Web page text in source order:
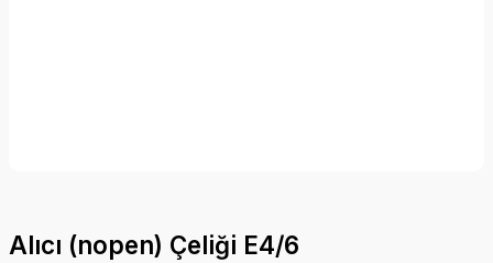
Alıcı (nopen) Çeliği E4/6